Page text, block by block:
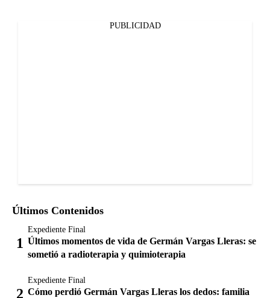
PUBLICIDAD
Últimos Contenidos
Expediente Final
Últimos momentos de vida de Germán Vargas Lleras: se
sometió a radioterapia y quimioterapia
Expediente Final
Cómo perdió Germán Vargas Lleras los dedos: familia